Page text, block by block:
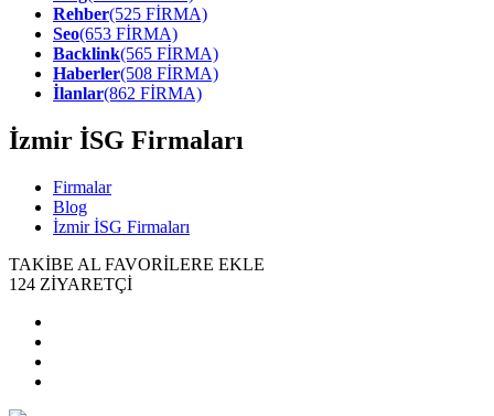
Rehber(525 FİRMA)
Seo(653 FİRMA)
Backlink(565 FİRMA)
Haberler(508 FİRMA)
İlanlar(862 FİRMA)
İzmir İSG Firmaları
Firmalar
Blog
İzmir İSG Firmaları
TAKİBE AL FAVORİLERE EKLE
124 ZİYARETÇİ